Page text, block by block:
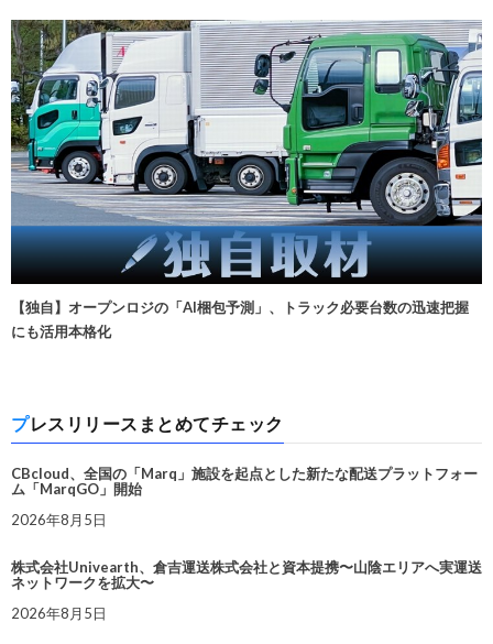
【独自】オープンロジの「AI梱包予測」、トラック必要台数の迅速把握
にも活用本格化
プレスリリースまとめてチェック
CBcloud、全国の「Marq」施設を起点とした新たな配送プラットフォー
ム「MarqGO」開始
2026年8月5日
株式会社Univearth、倉吉運送株式会社と資本提携〜山陰エリアへ実運送
ネットワークを拡大〜
2026年8月5日